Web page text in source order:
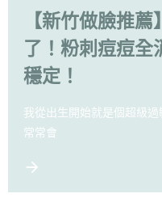
【新竹做臉推
了！粉刺痘痘全
穩定！
我從出生開始就是個超級
常常會